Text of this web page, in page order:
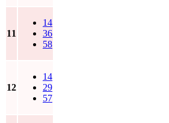
11
14
36
58
12
14
29
57